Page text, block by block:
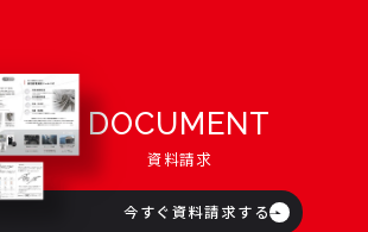
DOCUMENT
資料請求
今すぐ資料請求する